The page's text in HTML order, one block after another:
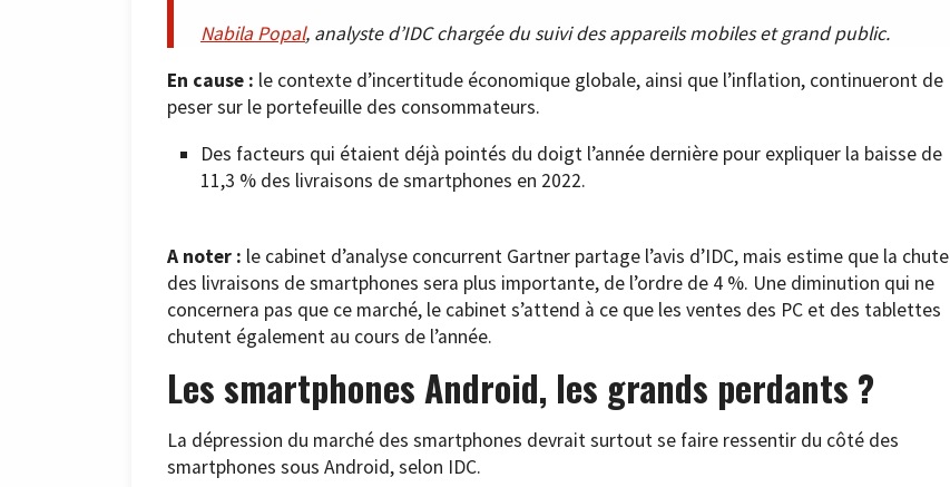
Nabila Popal, analyste d’IDC chargée du suivi des appareils mobiles et grand public.
En cause : le contexte d’incertitude économique globale, ainsi que l’inflation, continueront de
peser sur le portefeuille des consommateurs.
Des facteurs qui étaient déjà pointés du doigt l’année dernière pour expliquer la baisse de
11,3 % des livraisons de smartphones en 2022.
A noter : le cabinet d’analyse concurrent Gartner partage l’avis d’IDC, mais estime que la chute
des livraisons de smartphones sera plus importante, de l’ordre de 4 %. Une diminution qui ne
concernera pas que ce marché, le cabinet s’attend à ce que les ventes des PC et des tablettes
chutent également au cours de l’année.
Les smartphones Android, les grands perdants ?
La dépression du marché des smartphones devrait surtout se faire ressentir du côté des
smartphones sous Android, selon IDC.